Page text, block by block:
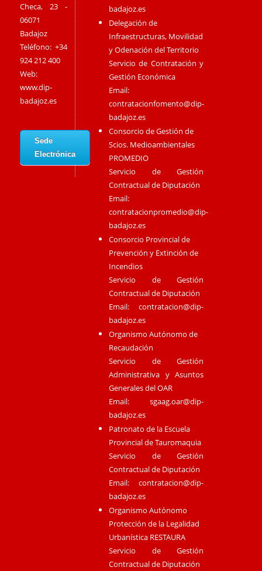
Checa, 23 -
06071
Badajoz
Teléfono: +34
924 212 400
Web:
www.dip-
badajoz.es
Sede
Electrónica
badajoz.es
Delegación de
Infraestructuras, Movilidad
y Odenación del Territorio
Servicio de Contratación y
Gestión Económica
Email:
contratacionfomento@dip-
badajoz.es
Consorcio de Gestión de
Scios. Medioambientales
PROMEDIO
Servicio de Gestión
Contractual de Diputación
Email:
contratacionpromedio@dip-
badajoz.es
Consorcio Provincial de
Prevención y Extinción de
Incendios
Servicio de Gestión
Contractual de Diputación
Email:contratacion@dip-
badajoz.es
Organismo Autónomo de
Recaudación
Servicio de Gestión
Administrativa y Asuntos
Generales del OAR
Email:sgaag.oar@dip-
badajoz.es
Patronato de la Escuela
Provincial de Tauromaquia
Servicio de Gestión
Contractual de Diputación
Email:contratacion@dip-
badajoz.es
Organismo Autónomo
Protección de la Legalidad
Urbanística RESTAURA
Servicio de Gestión
Contractual de Diputación